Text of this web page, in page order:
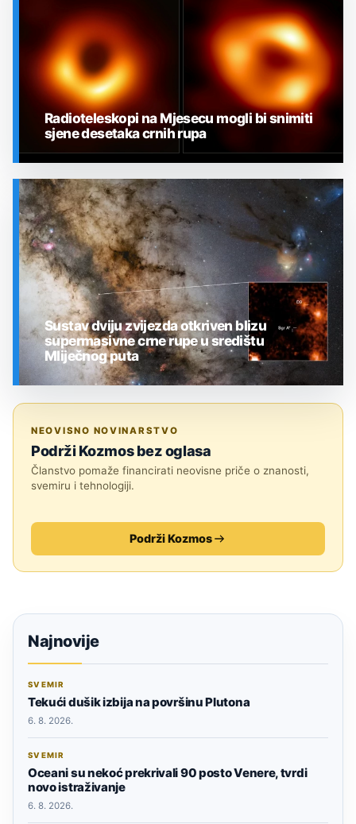
SVEMIR
Radioteleskopi na Mjesecu mogli bi snimiti
sjene desetaka crnih rupa
Sustav dviju zvijezda otkriven blizu
supermasivne crne rupe u središtu
Mliječnog puta
NEOVISNO NOVINARSTVO
Podrži Kozmos bez oglasa
Članstvo pomaže financirati neovisne priče o znanosti,
svemiru i tehnologiji.
Podrži Kozmos
Najnovije
SVEMIR
Tekući dušik izbija na površinu Plutona
6. 8. 2026.
SVEMIR
Oceani su nekoć prekrivali 90 posto Venere, tvrdi
novo istraživanje
6. 8. 2026.